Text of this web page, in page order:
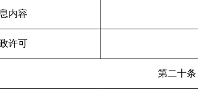
内容
许可
第二十条